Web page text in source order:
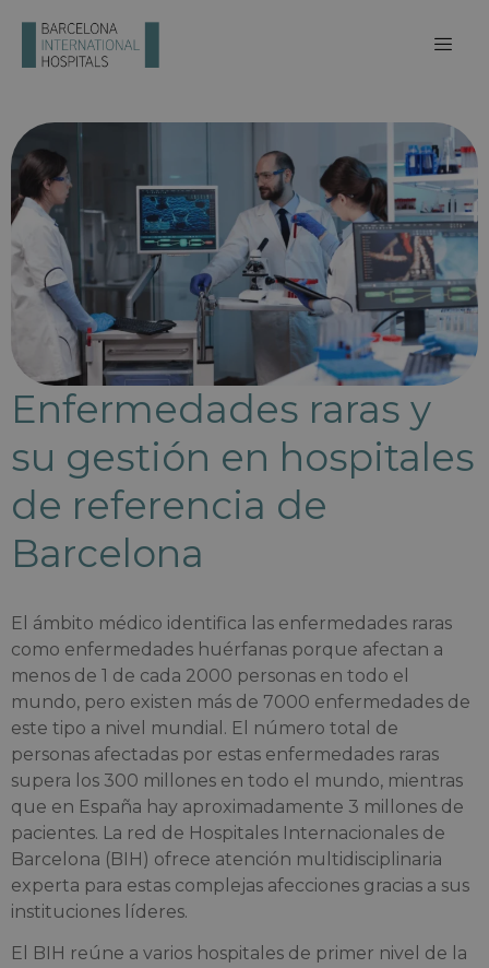
Enfermedades raras y
su gestión en hospitales
de referencia de
Barcelona
El ámbito médico identifica las enfermedades raras
como enfermedades huérfanas porque afectan a
menos de 1 de cada 2000 personas en todo el
mundo, pero existen más de 7000 enfermedades de
este tipo a nivel mundial. El número total de
personas afectadas por estas enfermedades raras
supera los 300 millones en todo el mundo, mientras
que en España hay aproximadamente 3 millones de
pacientes. La red de Hospitales Internacionales de
Barcelona (BIH) ofrece atención multidisciplinaria
experta para estas complejas afecciones gracias a sus
instituciones líderes.
El BIH reúne a varios hospitales de primer nivel de la